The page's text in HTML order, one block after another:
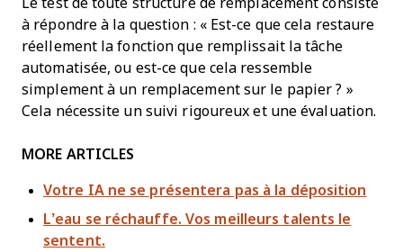
Le test de toute structure de remplacement consiste
à répondre à la question : « Est-ce que cela restaure
réellement la fonction que remplissait la tâche
automatisée, ou est-ce que cela ressemble
simplement à un remplacement sur le papier ? »
Cela nécessite un suivi rigoureux et une évaluation.
MORE ARTICLES
Votre IA ne se présentera pas à la déposition
L’eau se réchauffe. Vos meilleurs talents le
sentent.